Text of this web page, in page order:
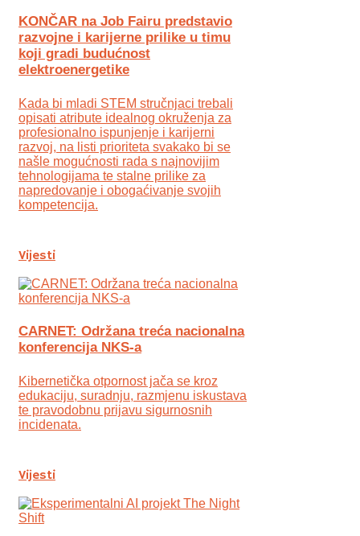
KONČAR na Job Fairu predstavio
razvojne i karijerne prilike u timu
koji gradi budućnost
elektroenergetike
Kada bi mladi STEM stručnjaci trebali
opisati atribute idealnog okruženja za
profesionalno ispunjenje i karijerni
razvoj, na listi prioriteta svakako bi se
našle mogućnosti rada s najnovijim
tehnologijama te stalne prilike za
napredovanje i obogaćivanje svojih
kompetencija.
Vijesti
CARNET: Održana treća nacionalna
konferencija NKS-a
Kibernetička otpornost jača se kroz
edukaciju, suradnju, razmjenu iskustava
te pravodobnu prijavu sigurnosnih
incidenata.
Vijesti